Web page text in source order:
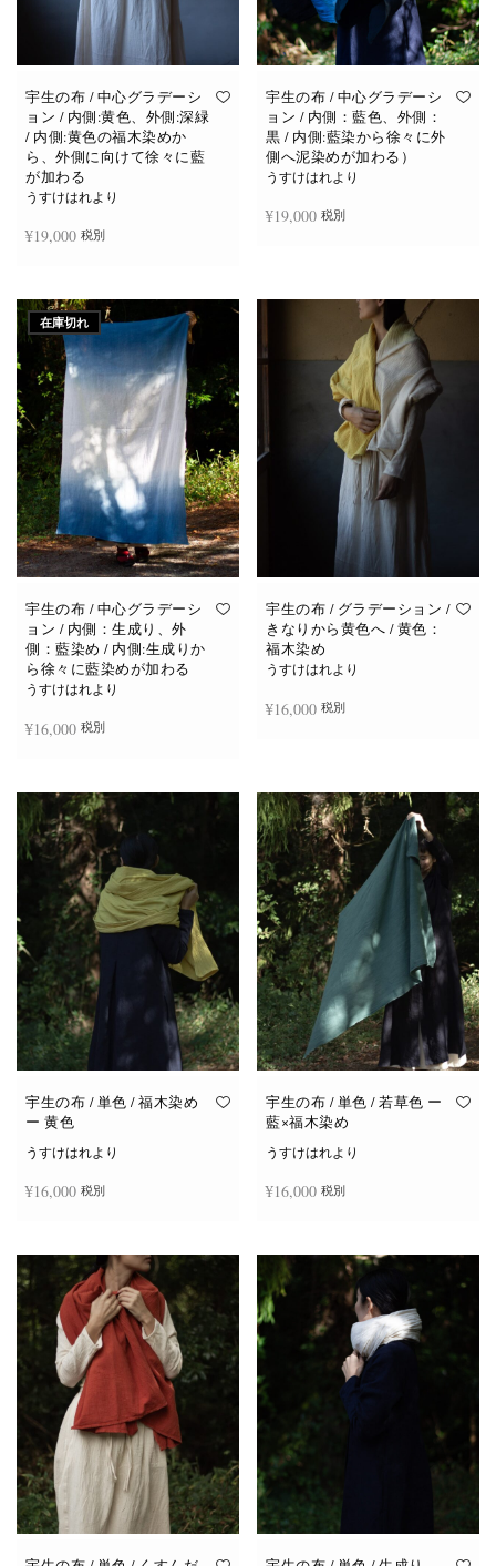
宇生の布 / 中心グラデーシ
ョン / 内側:黄色、外側:深緑
/ 内側:黄色の福木染めか
ら、外側に向けて徐々に藍
が加わる
うすけはれより
¥19,000 税別
宇生の布 / 中心グラデーシ
ョン / 内側：藍色、外側：
黒 / 内側:藍染から徐々に外
側へ泥染めが加わる）
うすけはれより
¥19,000 税別
在庫切れ
宇生の布 / 中心グラデーシ
ョン / 内側：生成り、外
側：藍染め / 内側:生成りか
ら徐々に藍染めが加わる
うすけはれより
¥16,000 税別
宇生の布 / グラデーション /
きなりから黄色へ / 黄色：
福木染め
うすけはれより
¥16,000 税別
宇生の布 / 単色 / 福木染め
ー 黄色
うすけはれより
¥16,000 税別
宇生の布 / 単色 / 若草色 ー
藍×福木染め
うすけはれより
¥16,000 税別